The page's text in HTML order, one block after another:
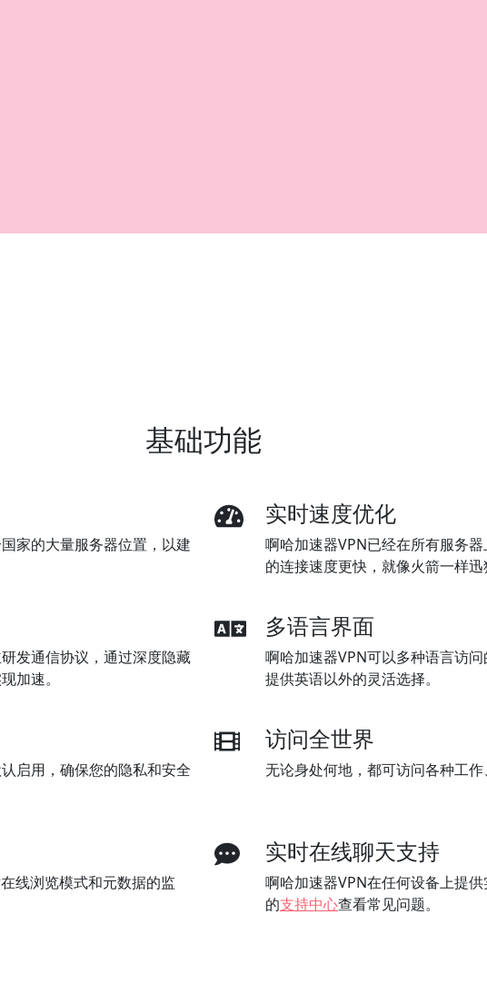
基础功能
家的大量服务器位置，以建
实时速度优化
啊哈加速器VPN已经在所有服务
的连接速度更快，就像火箭一样迅
发通信协议，通过深度隐藏
加速。
多语言界面
啊哈加速器VPN可以多种语言访
提供英语以外的灵活选择。
启用，确保您的隐私和安全
访问全世界
无论身处何地，都可访问各种工作
线浏览模式和元数据的监
实时在线聊天支持
啊哈加速器VPN在任何设备上提
的支持中心查看常见问题。